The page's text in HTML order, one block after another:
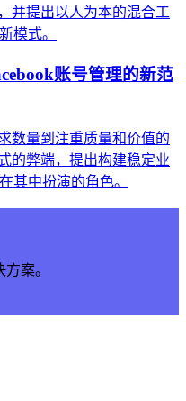
并提出以人为本的混合工
模式。
账号管理的新范
数量到注重质量和价值的
的弊端，提出构建稳定业
其中扮演的角色。
案。